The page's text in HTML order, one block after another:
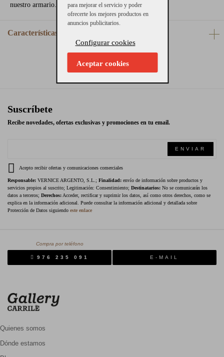
nuestro armario.
Características
Suscríbete
Recibe novedades, ofertas exclusivas y promociones en tu email.
ENVIAR
Acepto recibir ofertas y comunicaciones comerciales
Responsable: VERNICE ARGENTO, S.L.; Finalidad: envío de información sobre productos y
servicios propios al suscrito; Legitimación: Consentimiento; Destinatarios: No se comunicarán los
datos a terceros; Derechos: Acceder, rectificar y suprimir los datos, así como otros derechos, como se
explica en la información adicional. Puede consultar la información adicional y detallada sobre
Protección de Datos siguiendo este enlace
Compra por teléfono
976 235 091 E-MAIL
Quienes somos
Dónde estamos
para mejorar el servicio y poder
ofrecerte los mejores productos en
anuncios publicitarios.
Configurar cookies
Aceptar cookies